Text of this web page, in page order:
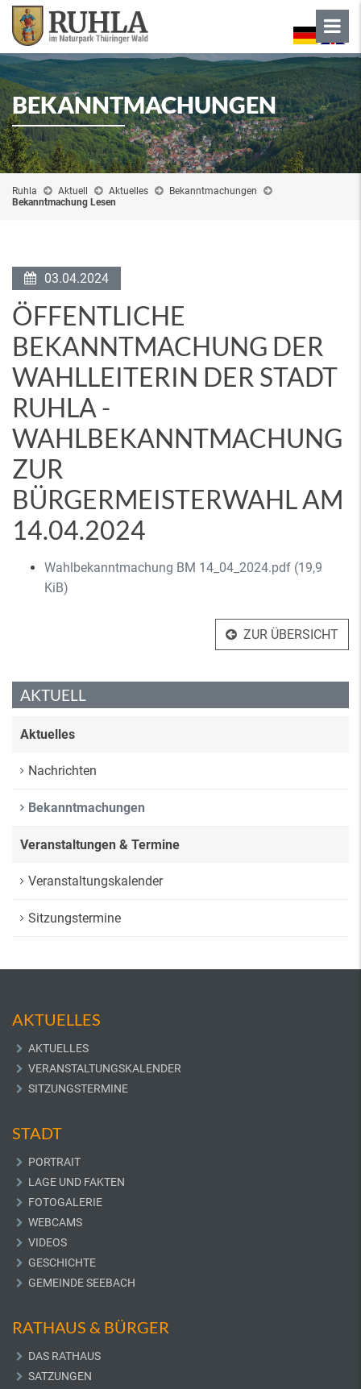
BEKANNTMACHUNGEN
Ruhla Aktuell Aktuelles
Bekanntmachungen
Bekanntmachung Lesen
03.04.2024
ÖFFENTLICHE
BEKANNTMACHUNG DER
WAHLLEITERIN DER STADT
RUHLA -
WAHLBEKANNTMACHUNG
ZUR
BÜRGERMEISTERWAHL AM
14.04.2024
Wahlbekanntmachung BM 14_04_2024.pdf (19,9
KiB)
ZUR ÜBERSICHT
AKTUELL
Aktuelles
Nachrichten
Bekanntmachungen
Veranstaltungen & Termine
Veranstaltungskalender
Sitzungstermine
AKTUELLES
AKTUELLES
VERANSTALTUNGSKALENDER
SITZUNGSTERMINE
STADT
PORTRAIT
LAGE UND FAKTEN
FOTOGALERIE
WEBCAMS
VIDEOS
GESCHICHTE
GEMEINDE SEEBACH
RATHAUS & BÜRGER
DAS RATHAUS
SATZUNGEN